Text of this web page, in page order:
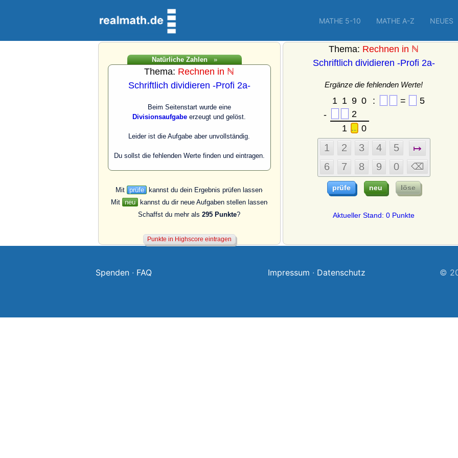
MATHE 5-10 MATHE A-Z NEUES
Natürliche Zahlen»
Thema: Rechnen in ℕ
Schriftlich dividieren -Profi 2a-
Beim Seitenstart wurde eine
Divisionsaufgabe erzeugt und gelöst.
Leider ist die Aufgabe aber unvollständig.
Du sollst die fehlenden Werte finden und eintragen.
Mit prüfe kannst du dein Ergebnis prüfen lassen
Mit neu kannst du dir neue Aufgaben stellen lassen
Schaffst du mehr als295 Punkte?
Thema: Rechnen in ℕ
Schriftlich dividieren -Profi 2a-
Ergänze die fehlenden Werte!
Aktueller Stand: 0 Punkte
Spenden · FAQ Impressum · Datenschutz ©